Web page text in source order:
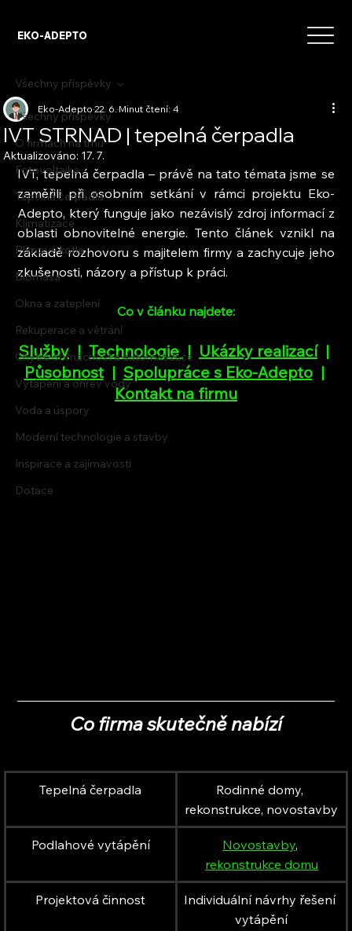
EKO-ADEPTO
Všechny příspěvky
O firmách na trhu
Fotovoltaika
Tepelná čerpadla
Klimatizace
Plynové kotle
Biomasa
Okna a zateplení
Rekuperace a větrání
Chytrá domácnost a automatizace
Vytápění a ohřev vody
Voda a úspory
Moderní technologie a stavby
Inspirace a zajímavosti
Dotace
Všechny příspěvky
IVT STRNAD | tepelná čerpadla
Eko-Adepto22. 6.Minut čtení: 4
Aktualizováno: 17. 7.
IVT, tepelná čerpadla – právě na tato témata jsme se
zaměřili při osobním setkání v rámci projektu Eko-
Adepto, který funguje jako nezávislý zdroj informací z
oblasti obnovitelné energie. Tento článek vznikl na
základě rozhovoru s majitelem firmy a zachycuje jeho
zkušenosti, názory a přístup k práci.
Co v článku najdete:
Služby
  |
Technologie | Ukázky realizací
  |
Působnost
  |
Spolupráce s Eko-Adepto
  |
Kontakt na firmu
Co firma skutečně nabízí
Tepelná čerpadla
Rodinné domy,
rekonstrukce, novostavby
Podlahové vytápění Novostavby,
rekonstrukce domu
Projektová činnost
Individuální návrhy řešení
vytápění